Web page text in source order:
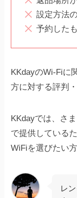
設定方法
予約した
KKdayのWi-Fiに
方に対する評判
KKdayでは、さ
で提供している
WiFiを選びたい
レ